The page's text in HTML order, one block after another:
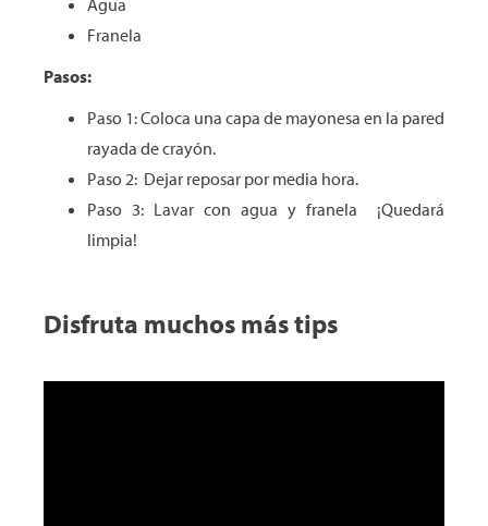
Agua
Franela
Pasos:
Paso 1: Coloca una capa de mayonesa en la pared
rayada de crayón.
Paso 2: Dejar reposar por media hora.
Paso 3: Lavar con agua y franela ¡Quedará
limpia!
Disfruta muchos más tips